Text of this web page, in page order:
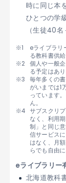
時に同じ本
ひとつの学
（生徒40
eライブラリ
る教科書供
個人や一般
る予定はあり
毎年多くの
がいまでは1
っています
ん。
サブスクリ
なく、利用
制」と同じ
信サービス
はなく、月
らでも自由
eライブラリー
北海道教科